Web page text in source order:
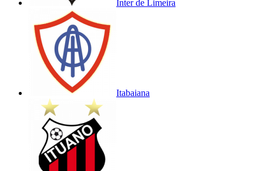
Inter de Limeira
Itabaiana